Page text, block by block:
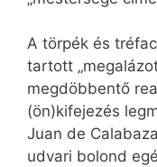
A törpék és
tartott
megdöbbentő
(ön)kifejezés
Juan de
udvari bolond